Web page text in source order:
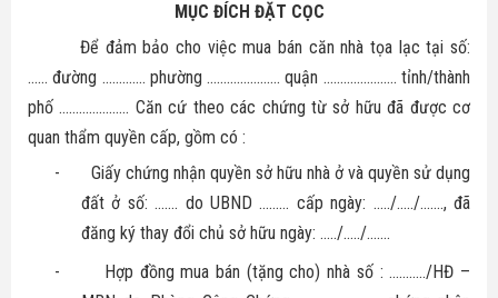
MỤC ĐÍCH ĐẶT CỌC
Để đảm bảo cho việc mua bán căn nhà tọa lạc tại số:
……đường …………. phường …………………. quận …………………. tỉnh/thành
phố …………….….. Căn cứ theo các chứng từ sở hữu đã được cơ
quan thẩm quyền cấp, gồm có :
-
Giấy chứng nhận quyền sở hữu nhà ở và quyền sử dụng
đất ở số: ……. do UBND ……… cấp ngày: …../…../……., đã
đăng ký thay đổi chủ sở hữu ngày: …../…../…….
-
Hợp đồng mua bán (tặng cho) nhà số : ………../HĐ –